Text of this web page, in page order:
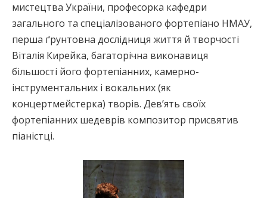
мистецтва України, професорка кафедри
загального та спеціалізованого фортепіано НМАУ,
перша ґрунтовна дослідниця життя й творчості
Віталія Кирейка, багаторічна виконавиця
більшості його фортепіанних, камерно-
інструментальних і вокальних (як
концертмейстерка) творів. Дев’ять своїх
фортепіанних шедеврів композитор присвятив
піаністці.